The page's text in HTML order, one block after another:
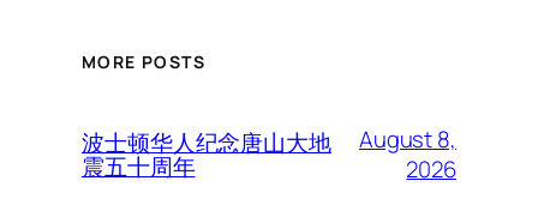
MORE POSTS
波士顿华人纪念唐山大地
震五十周年
August 8,
2026